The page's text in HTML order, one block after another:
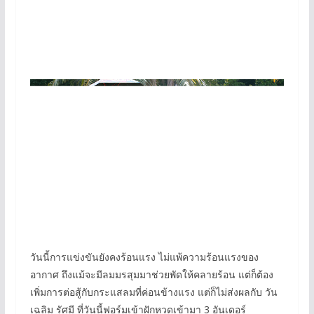
วันนี้การแข่งขันยังคงร้อนแรง ไม่แพ้ความร้อนแรงของ
อากาศ ถึงแม้จะมีลมมรสุมมาช่วยพัดให้คลายร้อน แต่ก็ต้อง
เพิ่มการต่อสู้กับกระแสลมที่ค่อนข้างแรง แต่ก็ไม่ส่งผลกับ วัน
เฉลิม รัศมี ที่วันนี้ฟอร์มเข้าฝักหวดเข้ามา 3 อันเดอร์